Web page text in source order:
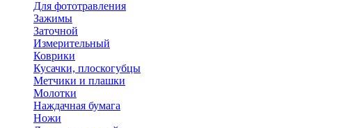
Для фототравления
Зажимы
Заточной
Измерительный
Коврики
Кусачки, плоскогубцы
Метчики и плашки
Молотки
Наждачная бумага
Ножи